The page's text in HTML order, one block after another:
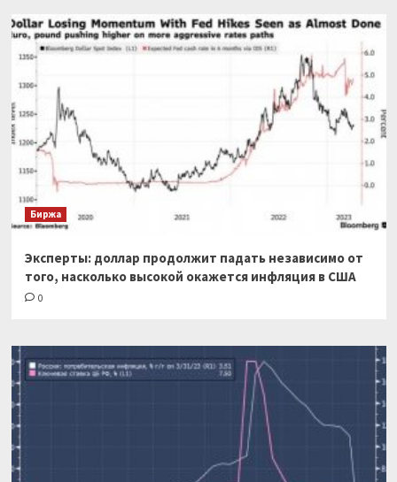
Биржа
Эксперты: доллар продолжит падать независимо от
того, насколько высокой окажется инфляция в США
0